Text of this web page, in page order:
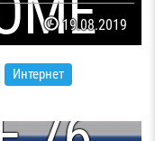
19.08.2019
Интернет